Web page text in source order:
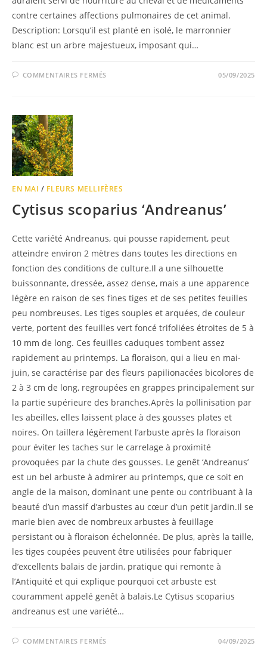
contre certaines affections pulmonaires de cet animal.
Description: Lorsqu’il est planté en isolé, le marronnier
blanc est un arbre majestueux, imposant qui…
COMMENTAIRES FERMÉS 05/09/2025
EN MAI / FLEURS MELLIFÈRES
Cytisus scoparius ‘Andreanus’
Cette variété Andreanus, qui pousse rapidement, peut
atteindre environ 2 mètres dans toutes les directions en
fonction des conditions de culture.Il a une silhouette
buissonnante, dressée, assez dense, mais a une apparence
légère en raison de ses fines tiges et de ses petites feuilles
peu nombreuses. Les tiges souples et arquées, de couleur
verte, portent des feuilles vert foncé trifoliées étroites de 5 à
10 mm de long. Ces feuilles caduques tombent assez
rapidement au printemps. La floraison, qui a lieu en mai-
juin, se caractérise par des fleurs papilionacées bicolores de
2 à 3 cm de long, regroupées en grappes principalement sur
la partie supérieure des branches.Après la pollinisation par
les abeilles, elles laissent place à des gousses plates et
noires. On taillera légèrement l’arbuste après la floraison
pour éviter les taches sur le carrelage à proximité
provoquées par la chute des gousses. Le genêt ‘Andreanus’
est un bel arbuste à admirer au printemps, que ce soit en
angle de la maison, dominant une pente ou contribuant à la
beauté d’un massif d’arbustes au cœur d’un petit jardin.Il se
marie bien avec de nombreux arbustes à feuillage
persistant ou à floraison échelonnée. De plus, après la taille,
les tiges coupées peuvent être utilisées pour fabriquer
d’excellents balais de jardin, pratique qui remonte à
l’Antiquité et qui explique pourquoi cet arbuste est
couramment appelé genêt à balais.Le Cytisus scoparius
andreanus est une variété…
COMMENTAIRES FERMÉS 04/09/2025